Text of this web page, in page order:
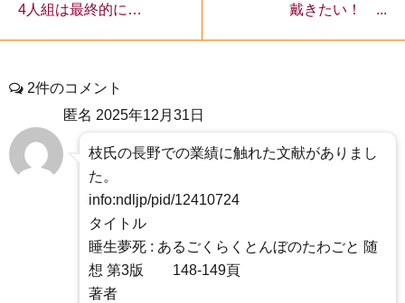
4人組は最終的に…
戴きたい！ ...
2件のコメント
匿名 2025年12月31日
枝氏の長野での業績に触れた文献がありまし
た。
info:ndljp/pid/12410724
タイトル
睡生夢死 : あるごくらくとんぼのたわごと 随
想 第3版 148-149頁
著者